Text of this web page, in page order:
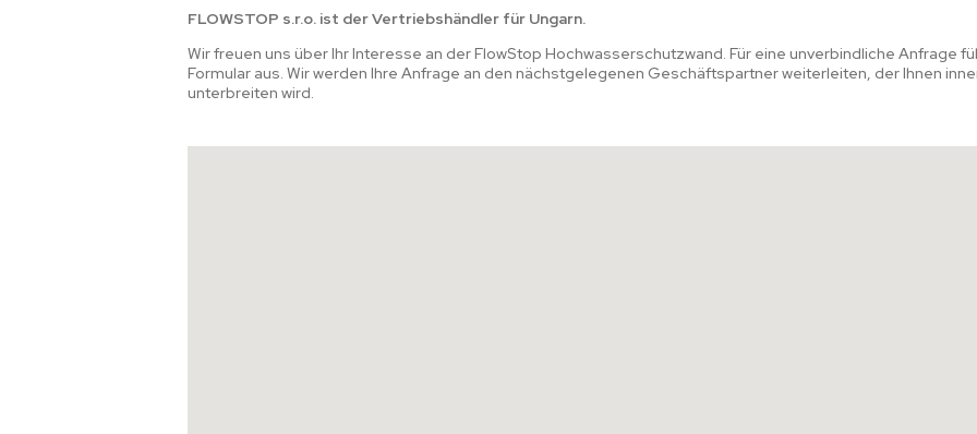
FLOWSTOP s.r.o. ist der Vertriebshändler für Ungarn.
Wir freuen uns über Ihr Interesse an der FlowStop Hochwasserschutzwand. Für eine unverbindliche Anfrage
Formular aus. Wir werden Ihre Anfrage an den nächstgelegenen Geschäftspartner weiterleiten, der Ihnen
unterbreiten wird.